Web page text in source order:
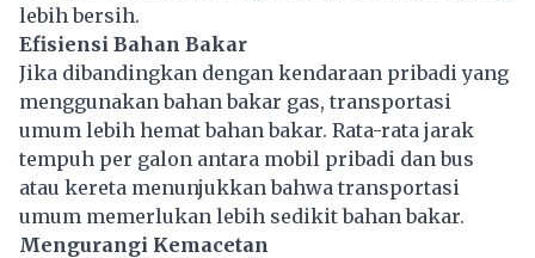
lebih bersih.
Efisiensi Bahan Bakar
Jika dibandingkan dengan kendaraan pribadi yang
menggunakan bahan bakar gas, transportasi
umum lebih hemat bahan bakar. Rata-rata jarak
tempuh per galon antara mobil pribadi dan bus
atau kereta menunjukkan bahwa transportasi
umum memerlukan lebih sedikit bahan bakar.
Mengurangi Kemacetan